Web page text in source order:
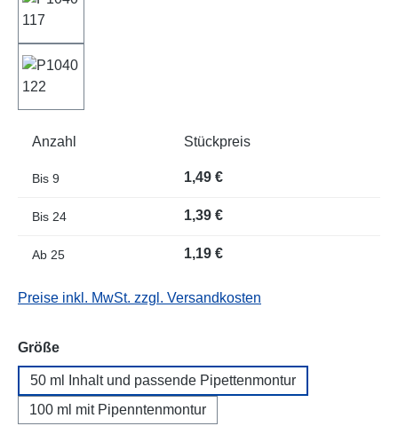
Anzahl Stückpreis
Bis 9 1,49 €
Bis 24 1,39 €
Ab 25 1,19 €
Preise inkl. MwSt. zzgl. Versandkosten
Größeauswählen
50 ml Inhalt und passende Pipettenmontur
100 ml mit Pipenntenmontur